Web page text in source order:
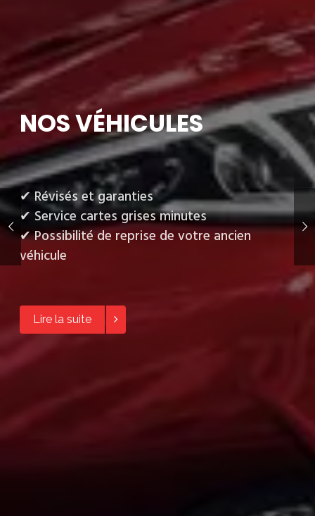
NOS VÉHICULES
✔ Révisés et garanties
✔ Service cartes grises minutes
✔ Possibilité de reprise de votre ancien
véhicule
Lire la suite